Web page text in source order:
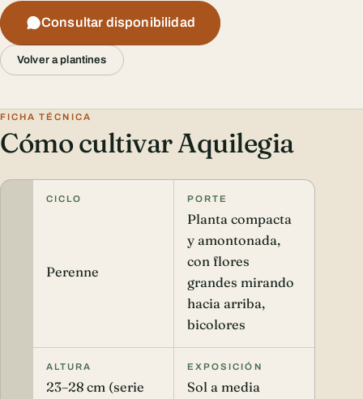
Consultar disponibilidad
Volver a plantines
FICHA TÉCNICA
Cómo cultivar Aquilegia
CICLO
Perenne
PORTE
Planta compacta
y amontonada,
con flores
grandes mirando
hacia arriba,
bicolores
ALTURA
23–28 cm (serie
EXPOSICIÓN
Sol a media